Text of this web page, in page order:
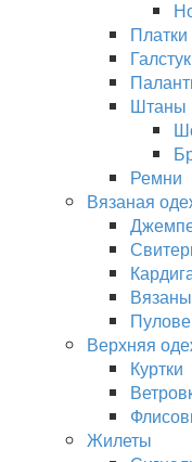
Платки
Штаны
Ремни
Вязаная
Верхняя
Куртки
Жилеты